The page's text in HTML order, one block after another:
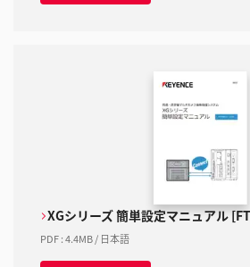
XGシリーズ 簡単設定マニュアル
PDF:4.4MB/ 日本語